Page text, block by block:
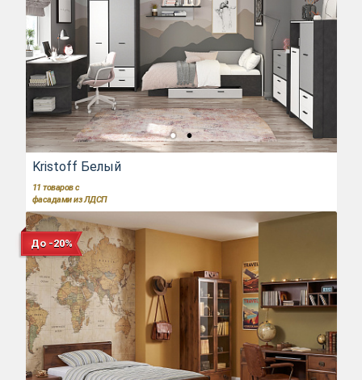
Kristoff Белый
11 товаров с
фасадами из ЛДСП
До -20%